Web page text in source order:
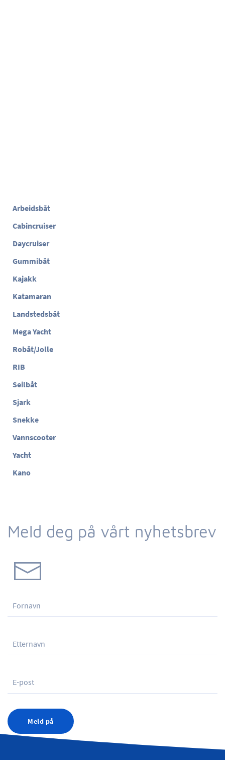
Arbeidsbåt
Cabincruiser
Daycruiser
Gummibåt
Kajakk
Katamaran
Landstedsbåt
Mega Yacht
Robåt/Jolle
RIB
Seilbåt
Sjark
Snekke
Vannscooter
Yacht
Kano
Meld deg på vårt nyhetsbrev
Meld på